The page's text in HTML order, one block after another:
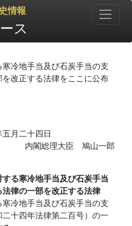
情報
ス
冷地手当及び石炭手当の支
改正する法律をここに公布
月二十四日
内閣総理大臣 鳩山一郎
る寒冷地手当及び石炭手当
律の一部を改正する法律
冷地手当及び石炭手当の支
十四年法律第二百号）の一